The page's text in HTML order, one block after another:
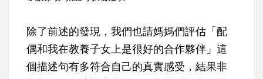
除了前述的發現，我們也請媽媽們評估「配
偶和我在教養子女上是很好的合作夥伴」這
個描述句有多符合自己的真實感受，結果非